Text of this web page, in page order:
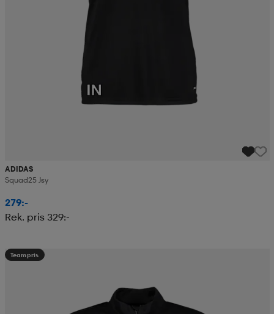
ADIDAS
Squad25 Jsy
279:-
Rek. pris 329:-
Teampris